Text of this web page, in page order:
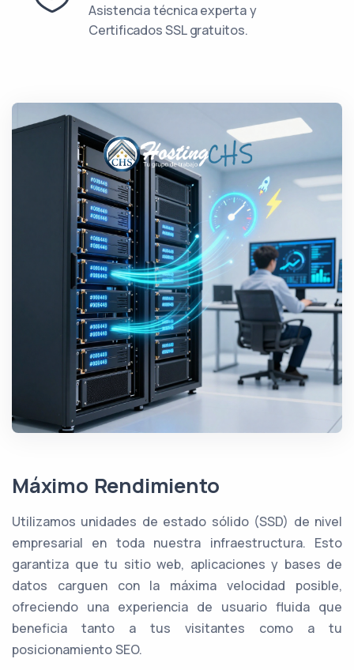
Asistencia técnica experta y
Certificados SSL gratuitos.
Máximo Rendimiento
Utilizamos unidades de estado sólido (SSD) de nivel
empresarial en toda nuestra infraestructura. Esto
garantiza que tu sitio web, aplicaciones y bases de
datos carguen con la máxima velocidad posible,
ofreciendo una experiencia de usuario fluida que
beneficia tanto a tus visitantes como a tu
posicionamiento SEO.